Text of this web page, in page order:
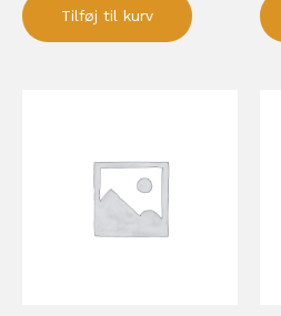
Tilføj til kurv